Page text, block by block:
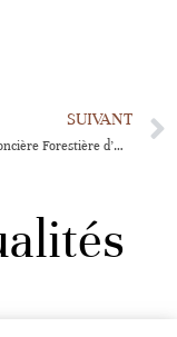
SUIVANT
La Bourse Foncière Forestière d’Occitanie étend son rayonnement à toute la région !